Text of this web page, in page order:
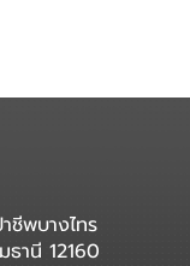
พบางไทร
านี 12160